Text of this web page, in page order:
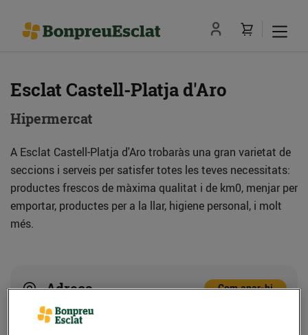
Esclat Castell-Platja d'Aro
Hipermercat
A Esclat Castell-Platja d'Aro trobaràs una gran varietat de
seccions i serveis per satisfer totes les teves necessitats:
productes frescos de màxima qualitat i de km0, menjar per
emportar, productes per a la llar, higiene personal, i molt
més.
Adreça Com anar-hi
Av. Castell d'Aro, s/n cant. C.Tramuntana
(17250) Castell-Platja d'Aro